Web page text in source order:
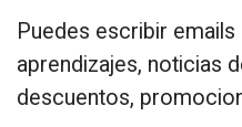
Puedes escribir emails
aprendizajes, noticias
descuentos,